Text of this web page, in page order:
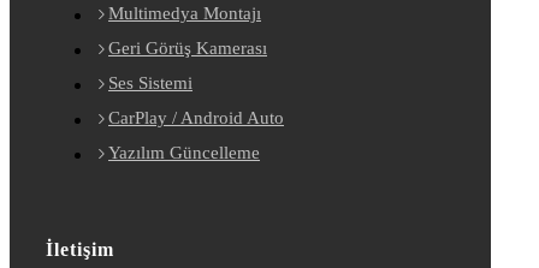
Multimedya Montajı
Geri Görüş Kamerası
Ses Sistemi
CarPlay / Android Auto
Yazılım Güncelleme
İletişim